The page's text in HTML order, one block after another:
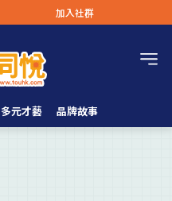
加入社群
多元才藝 品牌故事